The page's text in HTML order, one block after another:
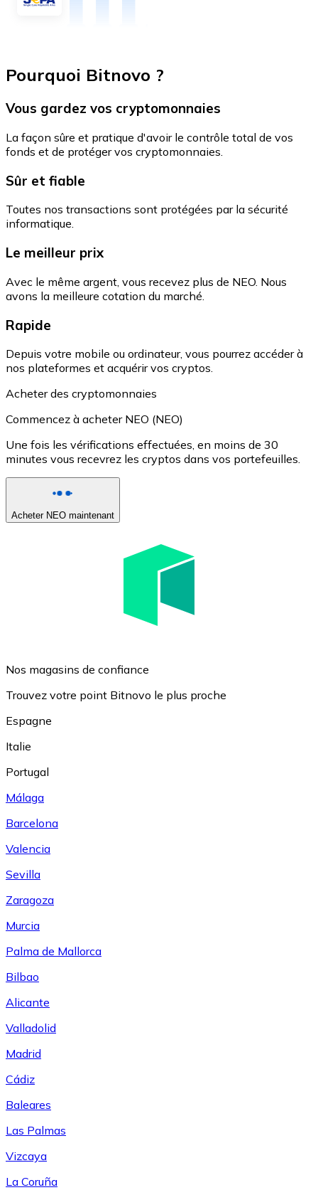
Pourquoi Bitnovo ?
Vous gardez vos cryptomonnaies
La façon sûre et pratique d'avoir le contrôle total de vos
fonds et de protéger vos cryptomonnaies.
Sûr et fiable
Toutes nos transactions sont protégées par la sécurité
informatique.
Le meilleur prix
Avec le même argent, vous recevez plus de NEO. Nous
avons la meilleure cotation du marché.
Rapide
Depuis votre mobile ou ordinateur, vous pourrez accéder à
nos plateformes et acquérir vos cryptos.
Acheter des cryptomonnaies
Commencez à acheter NEO (NEO)
Une fois les vérifications effectuées, en moins de 30
minutes vous recevrez les cryptos dans vos portefeuilles.
Acheter NEO maintenant
Nos magasins de confiance
Trouvez votre point Bitnovo le plus proche
Espagne
Italie
Portugal
Málaga
Barcelona
Valencia
Sevilla
Zaragoza
Murcia
Palma de Mallorca
Bilbao
Alicante
Valladolid
Madrid
Cádiz
Baleares
Las Palmas
Vizcaya
La Coruña